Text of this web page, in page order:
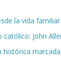
la vida familiar
John
histórica